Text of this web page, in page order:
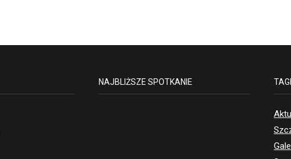
NAJBLIŻSZE SPOTKANIE TAGI